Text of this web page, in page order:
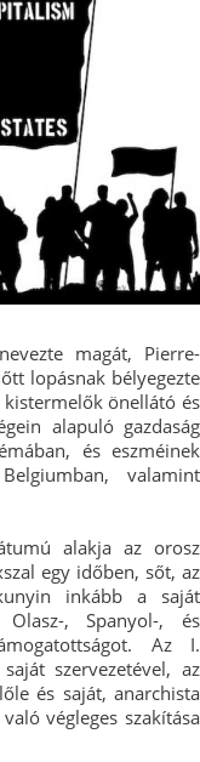
magát, Pierre-
lopásnak bélyegezte
önellátó és
alapuló gazdaság
és eszméinek
valamint
alakja az orosz
egy időben, sőt, az
inkább a saját
Olasz-, Spanyol-, és
Az I.
szervezetével, az
és saját, anarchista
végleges szakítása